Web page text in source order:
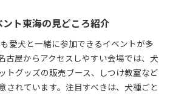
ト東海の見どころ紹介
愛犬と一緒に参加できるイベントが多
古屋からアクセスしやすい会場では、犬
トグッズの販売ブース、しつけ教室など
されています。注目すべきは、犬種ごと